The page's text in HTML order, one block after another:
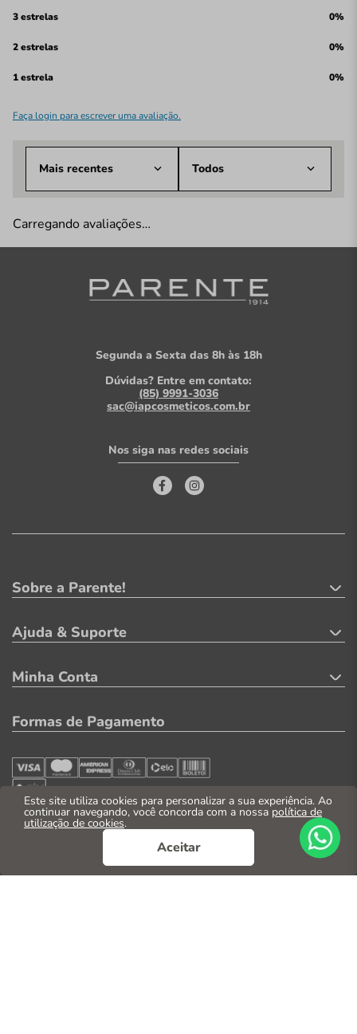
Este site utiliza cookies para personalizar a sua experiência. Ao
continuar navegando, você concorda com a nossapolítica de
utilização de cookies.
Aceitar
3 estrelas 0%
2 estrelas 0%
1 estrela 0%
Faça login para escrever uma avaliação.
Mais recentes Todos
Carregando avaliações…
Segunda a Sexta das 8h às 18h
Dúvidas? Entre em contato:
(85) 9991-3036
sac@iapcosmeticos.com.br
Nos siga nas redes sociais
Sobre a Parente!
Ajuda & Suporte
Minha Conta
Formas de Pagamento
Segurança